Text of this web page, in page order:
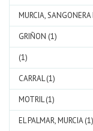
MURCIA,
GRIÑON (1)
(1)
CARRAL (1)
MOTRIL (1)
EL PALMAR, MURCIA (1)